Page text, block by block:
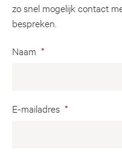
zo snel mogelijk contact
bespreken.
Naam *
E-mailadres *